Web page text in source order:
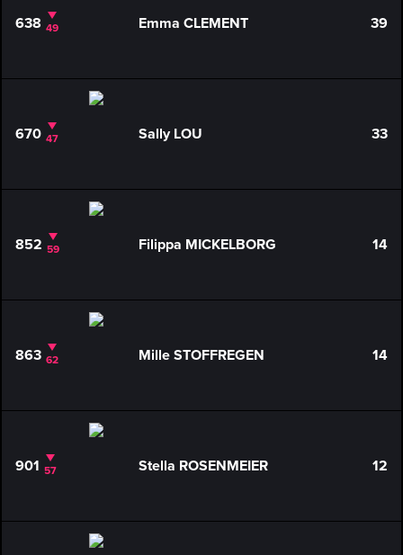
638 49 Emma CLEMENT 39
670 47 Sally LOU 33
852 59 Filippa MICKELBORG 14
863 62 Mille STOFFREGEN 14
901 57 Stella ROSENMEIER 12